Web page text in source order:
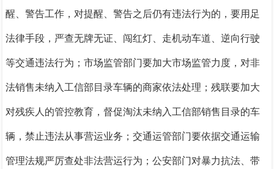
醒、警告工作，对提醒、警告之后仍有违法行为的，要用足
法律手段，严查无牌无证、闯红灯、走机动车道、逆向行驶
等交通违法行为；市场监管部门要加大市场监管力度，对非
法销售未纳入工信部目录车辆的商家依法处理；残联要加大
对残疾人的管控教育，督促淘汰未纳入工信部销售目录的车
辆，禁止违法从事营运业务；交通运管部门要依据交通运输
管理法规严厉查处非法营运行为；公安部门对暴力抗法、带